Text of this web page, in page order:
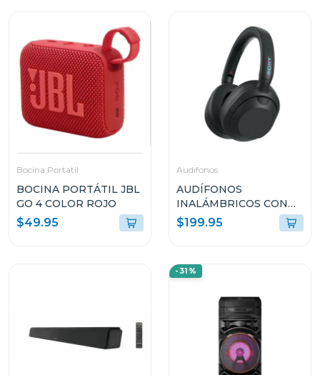
Bocina Portatil
BOCINA PORTÁTIL JBL
GO 4 COLOR ROJO
$49.95
Audifonos
AUDÍFONOS
INALÁMBRICOS CON
CANCELACIÓN DE
RUIDO ULT WEAR
$199.95
-31%